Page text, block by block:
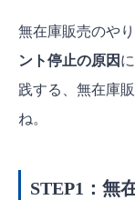
無在庫販売のや
ント停止の原因
践する、無在庫
ね。
STEP1：無